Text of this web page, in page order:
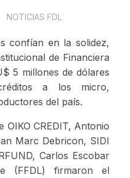
NOTICIAS FDL
confían en la solidez,
de Financiera
5 millones de dólares
a los micro,
del país.
OIKO CREDIT, Antonio
Marc Debricon, SIDI
Carlos Escobar
(FFDL) firmaron el